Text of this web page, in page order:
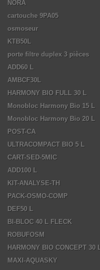
NORA
cartouche 9PA05
osmoseur
KTB50L
porte filtre duplex 3 pièces
ADD60 L
AMBCF30L
HARMONY BIO FULL 30 L
Monobloc Harmony Bio 15 L
Monobloc Harmony Bio 20 L
POST-CA
ULTRACOMPACT BIO 5 L
CART-SED-5MIC
ADD100 L
KIT-ANALYSE-TH
PACK-OSMO-COMP
DEF50 L
BI-BLOC 40 L FLECK
ROBUFOSM
HARMONY BIO CONCEPT 30
MAXI-AQUASKY